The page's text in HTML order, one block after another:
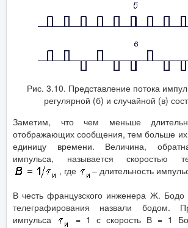
Рис. 3.10. Представление потока
регулярной (б) и случайной (в)
Заметим, что чем меньше
отображающих сообщения, тем больше их
единицу времени. Величина,
импульса, называется скоростью
, где
– длительность
В честь французского инженера Ж. Бодо
телеграфирования назвали бодом.
импульса
= 1 с скорость В = 1